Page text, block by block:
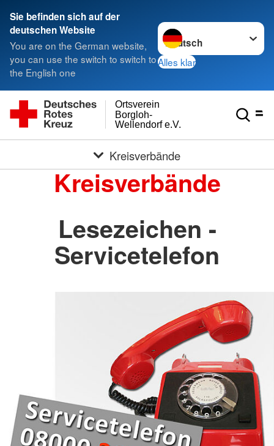
Sie befinden sich auf der
deutschen Website
You are on the German website,
you can use the switch to switch to
the English one
Sprache wechseln zu
Alles klar
Wellendorf e.V.
Borgloh-
Ortsverein
Kreisverbände
Kreisverbände
Lesezeichen -
Servicetelefon